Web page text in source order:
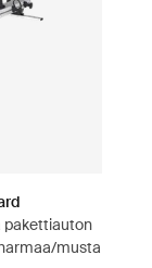
pakettiauton
musta